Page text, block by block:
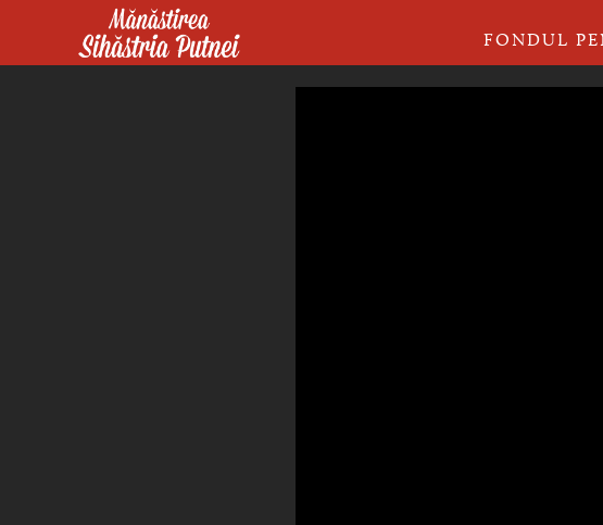
Mergi la conţinutul principal
FONDUL